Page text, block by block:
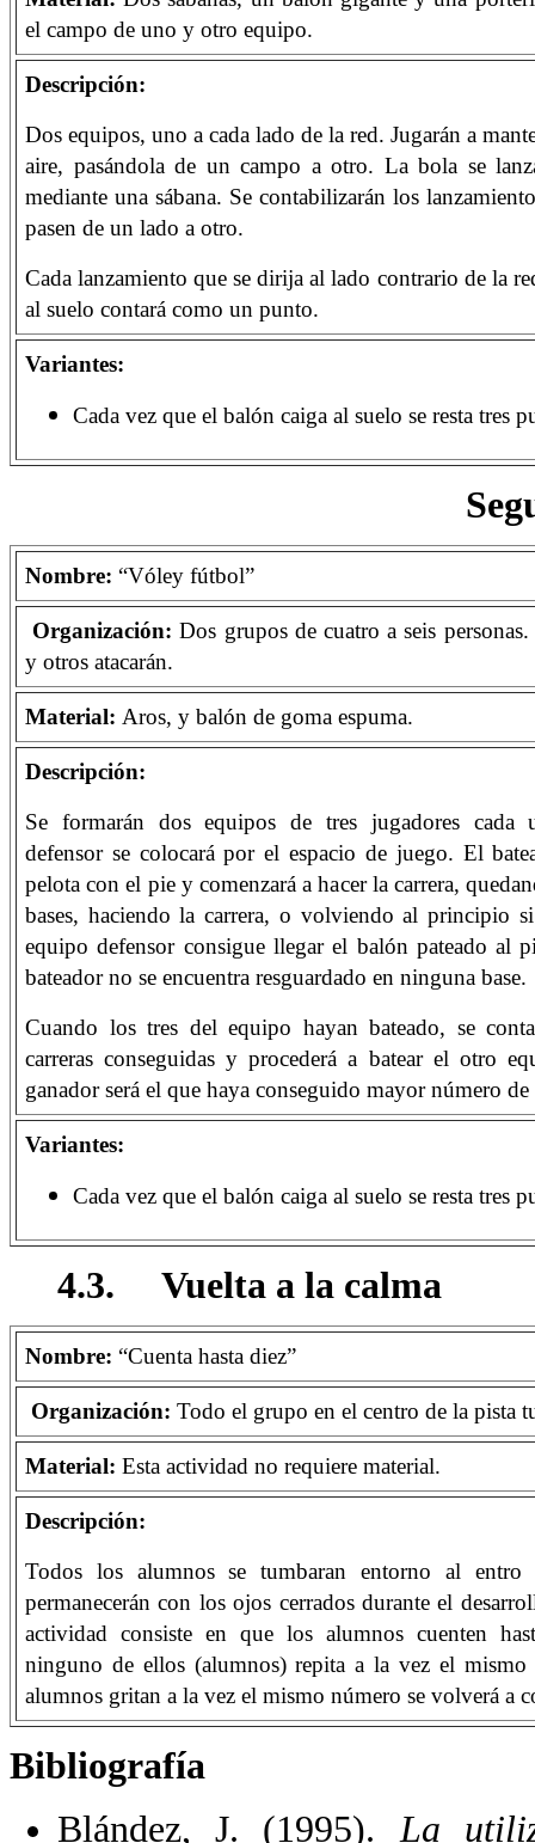
el campo de uno y otro equipo.
Descripción:
Dos equipos, uno a cada lado de la red. Jugarán a
aire, pasándola de un campo a otro. La bola se
mediante una sábana. Se contabilizarán los
pasen de un lado a otro.
Cada lanzamiento que se dirija al lado contrario de la
al suelo contará como un punto.
Variantes:
Cada vez que el balón caiga al suelo se resta tres
Nombre: “Vóley fútbol”
Organización:Dos grupos de cuatro a seis
y otros atacarán.
Material: Aros, y balón de goma espuma.
Descripción:
Se formarán dos equipos de tres jugadores cada
defensor se colocará por el espacio de juego. El
pelota con el pie y comenzará a hacer la carrera,
bases, haciendo la carrera, o volviendo al principio
equipo defensor consigue llegar el balón pateado al
bateador no se encuentra resguardado en ninguna base.
Cuando los tres del equipo hayan bateado, se
carreras conseguidas y procederá a batear el otro
ganador será el que haya conseguido mayor número de
Variantes:
Cada vez que el balón caiga al suelo se resta tres
4.3. Vuelta a la calma
Nombre: “Cuenta hasta diez”
Organización: Todo el grupo en el centro de la pista
Material: Esta actividad no requiere material.
Descripción:
Todos los alumnos se tumbaran entorno al
permanecerán con los ojos cerrados durante el
actividad consiste en que los alumnos cuenten
ninguno de ellos (alumnos) repita a la vez el
alumnos gritan a la vez el mismo número se volverá a
Bibliografía
Blández, J. (1995).La